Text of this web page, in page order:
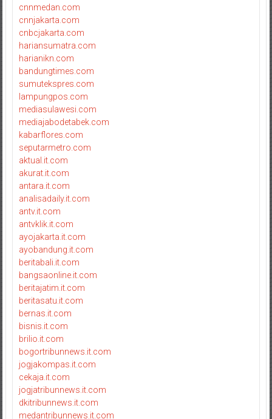
cnnmedan.com
cnnjakarta.com
cnbcjakarta.com
hariansumatra.com
harianikn.com
bandungtimes.com
sumutekspres.com
lampungpos.com
mediasulawesi.com
mediajabodetabek.com
kabarflores.com
seputarmetro.com
aktual.it.com
akurat.it.com
antara.it.com
analisadaily.it.com
antv.it.com
antvklik.it.com
ayojakarta.it.com
ayobandung.it.com
beritabali.it.com
bangsaonline.it.com
beritajatim.it.com
beritasatu.it.com
bernas.it.com
bisnis.it.com
brilio.it.com
bogortribunnews.it.com
jogjakompas.it.com
cekaja.it.com
jogjatribunnews.it.com
dkitribunnews.it.com
medantribunnews.it.com